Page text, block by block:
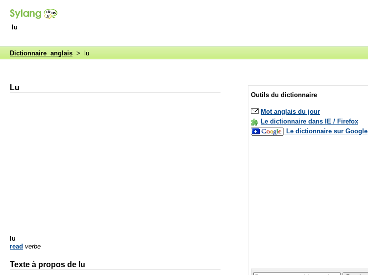
lu
Dictionnaire anglais > lu
Lu
lu
read verbe
Texte à propos de lu
Outils du dictionnaire
Mot anglais du jour
Le dictionnaire dans IE / Firefox
Le dictionnaire sur Google